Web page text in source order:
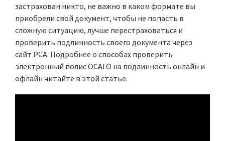
застрахован никто, не важно в каком формате вы
приобрели свой документ, чтобы не попасть в
сложную ситуацию, лучше перестраховаться и
проверить подлинность своего документа через
сайт РСА. Подробнее о способах проверить
электронный полис ОСАГО на подлинность онлайн и
офлайн читайте в этой статье.